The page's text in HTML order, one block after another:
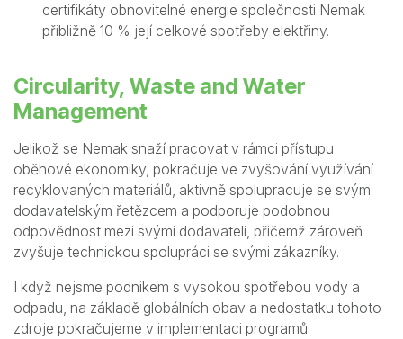
certifikáty obnovitelné energie společnosti Nemak
přibližně 10 % její celkové spotřeby elektřiny.
Circularity, Waste and Water
Management
Jelikož se Nemak snaží pracovat v rámci přístupu
oběhové ekonomiky, pokračuje ve zvyšování využívání
recyklovaných materiálů, aktivně spolupracuje se svým
dodavatelským řetězcem a podporuje podobnou
odpovědnost mezi svými dodavateli, přičemž zároveň
zvyšuje technickou spolupráci se svými zákazníky.
I když nejsme podnikem s vysokou spotřebou vody a
odpadu, na základě globálních obav a nedostatku tohoto
zdroje pokračujeme v implementaci programů